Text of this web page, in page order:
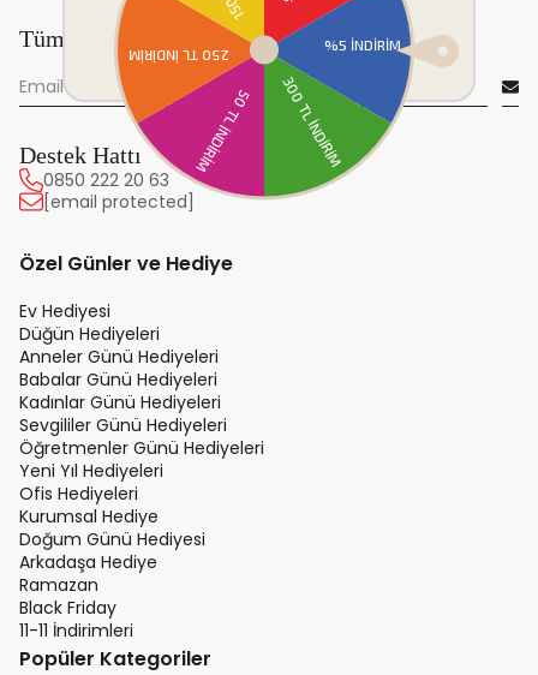
Tüm yeniliklerden önce sen haberdar ol!
Destek Hattı
0850 222 20 63
[email protected]
Özel Günler ve Hediye
Ev Hediyesi
Düğün Hediyeleri
Anneler Günü Hediyeleri
Babalar Günü Hediyeleri
Kadınlar Günü Hediyeleri
Sevgililer Günü Hediyeleri
Öğretmenler Günü Hediyeleri
Yeni Yıl Hediyeleri
Ofis Hediyeleri
Kurumsal Hediye
Doğum Günü Hediyesi
Arkadaşa Hediye
Ramazan
Black Friday
11-11 İndirimleri
Popüler Kategoriler